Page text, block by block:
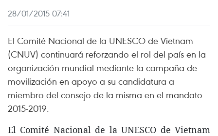
28/01/2015 07:41
El Comité Nacional de la UNESCO de Vietnam
(CNUV) continuará reforzando el rol del país en la
organización mundial mediante la campaña de
movilización en apoyo a su candidatura a
miembro del consejo de la misma en el mandato
2015-2019.
El Comité Nacional de la UNESCO de Vietnam